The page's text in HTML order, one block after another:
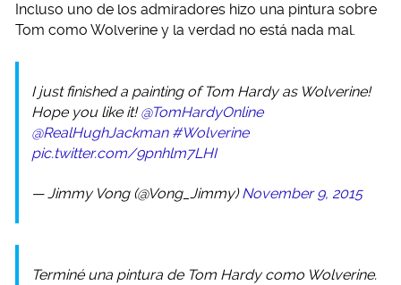
Incluso uno de los admiradores hizo una pintura sobre
Tom como Wolverine y la verdad no está nada mal.
I just finished a painting of Tom Hardy as Wolverine!
Hope you like it!@TomHardyOnline
@RealHughJackman #Wolverine
pic.twitter.com/9pnhlm7LHI
— Jimmy Vong (@Vong_Jimmy)November 9, 2015
Terminé una pintura de Tom Hardy como Wolverine.